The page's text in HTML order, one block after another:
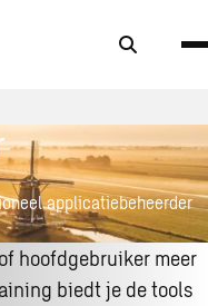
Zoek
applicatiebeheerder
hoofdgebruiker meer
biedt je de tools